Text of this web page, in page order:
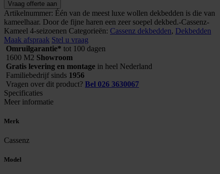
Kameel
4-
seizoenen
aantal
Vraag offerte aan
Artikelnummer: Één van de meest luxe wollen dekbedden is die van
kameelhaar. Door de fijne haren een zeer soepel dekbed.-Cassenz-
Kameel 4-seizoenen Categorieën: Cassenz dekbedden, Dekbedden
Maak afspraak Stel u vraag
Omruilgarantie* tot 100 dagen
1600 M2 Showroom
Gratis levering en montage in heel Nederland
Familiebedrijf sinds 1956
Vragen over dit product? Bel 026 3630067
Specificaties
Meer informatie
Merk
Cassenz
Model